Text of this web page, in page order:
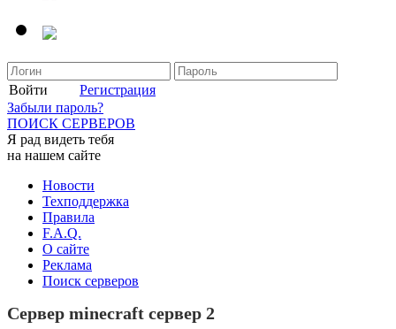
Войти
Регистрация
Забыли пароль?
ПОИСК СЕРВЕРОВ
Я рад видеть тебя
на нашем сайте
Новости
Техподдержка
Правила
F.A.Q.
О сайте
Реклама
Поиск серверов
Сервер minecraft сервер 2